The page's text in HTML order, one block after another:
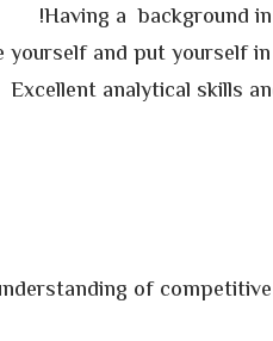
Having a background
and put yourself
Excellent analytical skills
of